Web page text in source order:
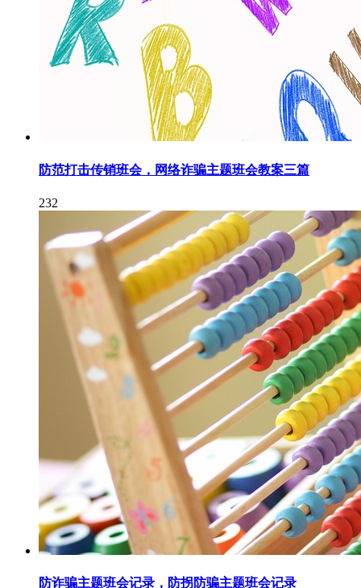
防范打击传销班会，网络诈骗主题班会教案三篇
232
防诈骗主题班会记录，防拐防骗主题班会记录